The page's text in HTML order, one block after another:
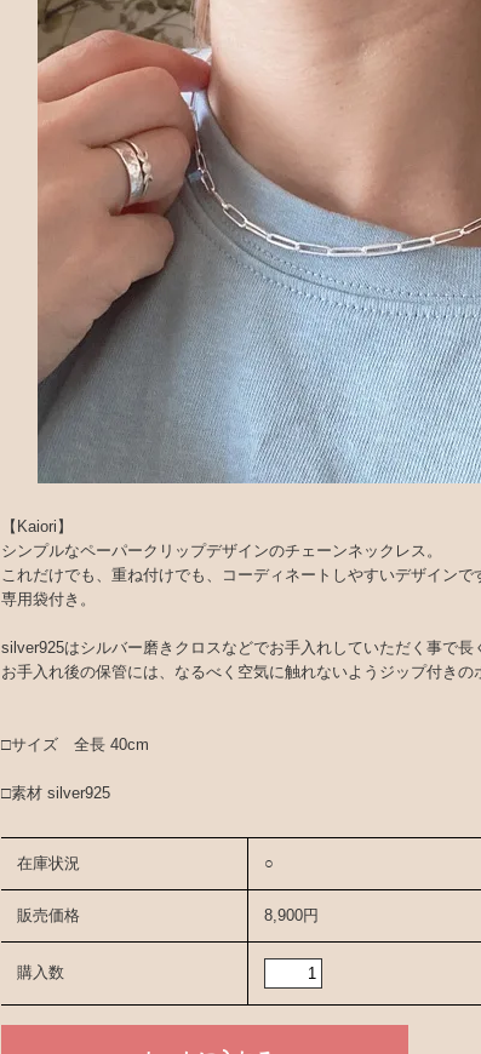
【Kaiori】
シンプルなペーパークリップデザインのチェーンネックレス。
これだけでも、重ね付けでも、コーディネートしやすいデザインで
専用袋付き。
silver925はシルバー磨きクロスなどでお手入れしていただく事で
お手入れ後の保管には、なるべく空気に触れないようジップ付きの
□サイズ 全長 40cm
□素材 silver925
在庫状況 ○
販売価格 8,900円
購入数